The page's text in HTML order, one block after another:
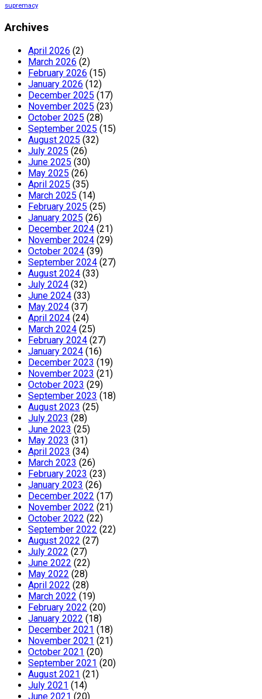
supremacy
Archives
April 2026 (2)
March 2026 (2)
February 2026 (15)
January 2026 (12)
December 2025 (17)
November 2025 (23)
October 2025 (28)
September 2025 (15)
August 2025 (32)
July 2025 (26)
June 2025 (30)
May 2025 (26)
April 2025 (35)
March 2025 (14)
February 2025 (25)
January 2025 (26)
December 2024 (21)
November 2024 (29)
October 2024 (39)
September 2024 (27)
August 2024 (33)
July 2024 (32)
June 2024 (33)
May 2024 (37)
April 2024 (24)
March 2024 (25)
February 2024 (27)
January 2024 (16)
December 2023 (19)
November 2023 (21)
October 2023 (29)
September 2023 (18)
August 2023 (25)
July 2023 (28)
June 2023 (25)
May 2023 (31)
April 2023 (34)
March 2023 (26)
February 2023 (23)
January 2023 (26)
December 2022 (17)
November 2022 (21)
October 2022 (22)
September 2022 (22)
August 2022 (27)
July 2022 (27)
June 2022 (22)
May 2022 (28)
April 2022 (28)
March 2022 (19)
February 2022 (20)
January 2022 (18)
December 2021 (18)
November 2021 (21)
October 2021 (20)
September 2021 (20)
August 2021 (21)
July 2021 (14)
June 2021 (20)